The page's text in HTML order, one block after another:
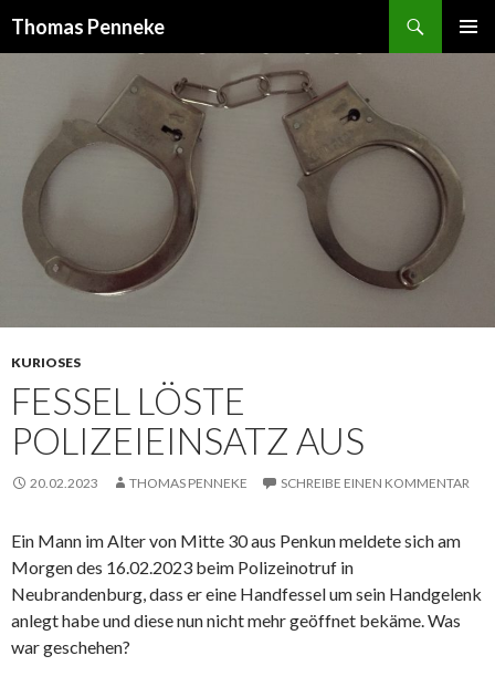
Thomas Penneke
KURIOSES
FESSEL LÖSTE
POLIZEIEINSATZ AUS
20.02.2023 THOMAS PENNEKE SCHREIBE EINEN KOMMENTAR
Ein Mann im Alter von Mitte 30 aus Penkun meldete sich am
Morgen des 16.02.2023 beim Polizeinotruf in
Neubrandenburg, dass er eine Handfessel um sein Handgelenk
anlegt habe und diese nun nicht mehr geöffnet bekäme. Was
war geschehen?